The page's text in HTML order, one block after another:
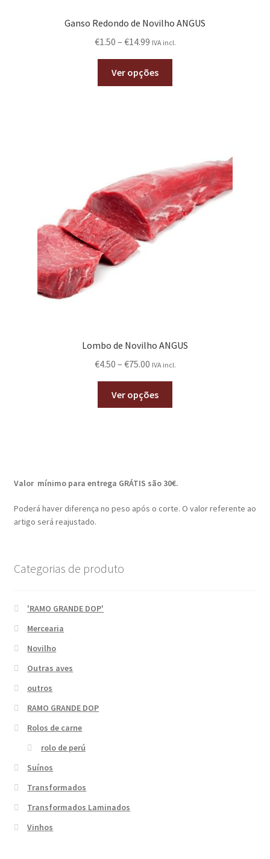
Ganso Redondo de Novilho ANGUS
€1.50 – €14.99 IVA incl.
Ver opções
Lombo de Novilho ANGUS
€4.50 – €75.00 IVA incl.
Ver opções
Valor mínimo para entrega GRÁTIS são 30€.
Poderá haver diferença no peso após o corte. O valor referente ao
artigo será reajustado.
Categorias de produto
'RAMO GRANDE DOP'
Mercearia
Novilho
Outras aves
outros
RAMO GRANDE DOP
Rolos de carne
rolo de perú
Suínos
Transformados
Transformados Laminados
Vinhos